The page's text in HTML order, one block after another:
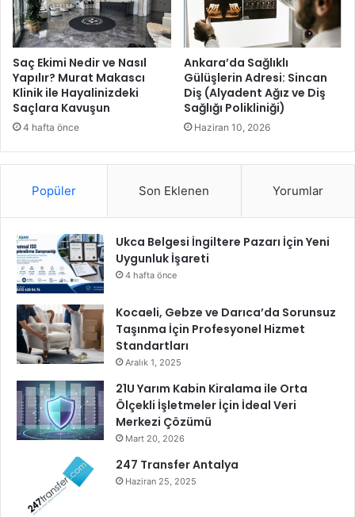
ü
n
ü
k
o
r
u
y
ş
a
a
c
a
ğ
Saç Ekimi Nedir ve Nasıl
Yapılır? Murat Makascı
Klinik ile Hayalinizdeki
Saçlara Kavuşun
4 hafta önce
Ankara’da Sağlıklı
Gülüşlerin Adresi: Sincan
Diş (Alyadent Ağız ve Diş
Sağlığı Polikliniği)
Haziran 10, 2026
Popüler Son Eklenen Yorumlar
Ukca Belgesi İngiltere Pazarı İçin Yeni
Uygunluk İşareti
4 hafta önce
Kocaeli, Gebze ve Darıca’da Sorunsuz
Taşınma İçin Profesyonel Hizmet
Standartları
Aralık 1, 2025
21U Yarım Kabin Kiralama ile Orta
Ölçekli İşletmeler İçin İdeal Veri
Merkezi Çözümü
Mart 20, 2026
247 Transfer Antalya
Haziran 25, 2025